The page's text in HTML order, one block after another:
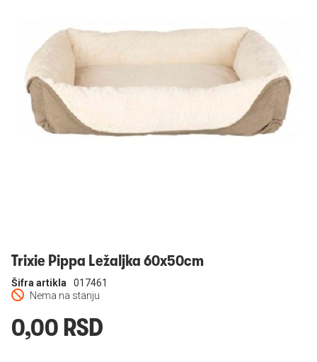
Trixie Pippa Ležaljka 60x50cm
Nema na stanju
Šifra artikla 017461
0,00 RSD